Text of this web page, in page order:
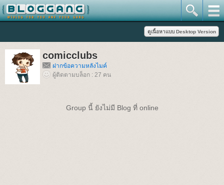
comicclubs
ฝากข้อความหลังไมค์
ผู้ติดตามบล็อก : 27 คน
Group นี้ ยังไม่มี Blog ที่ online